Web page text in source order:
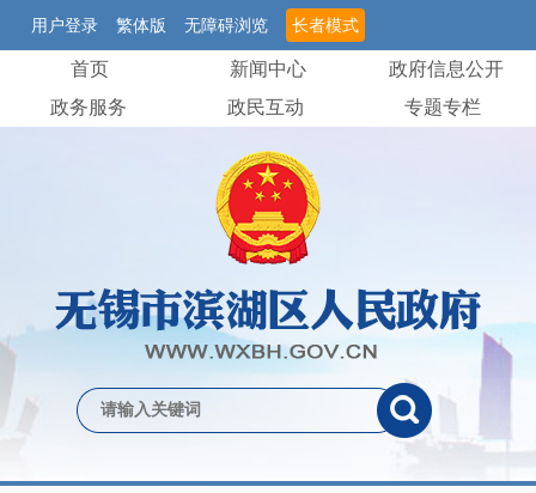
用户登录 繁体版 无障碍浏览 长者模式
首页 新闻中心
政府信息公开
政务服务
政民互动 专题专栏